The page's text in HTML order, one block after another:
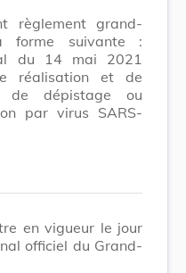
règlement grand-
suivante :
du 14 mai 2021
réalisation et de
de dépistage ou
par virus SARS-
en vigueur le jour
officiel du Grand-